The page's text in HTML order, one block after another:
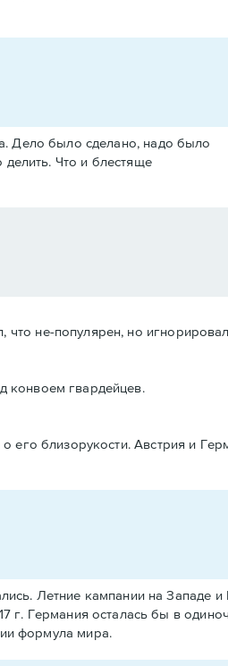
Дело было сделано, надо было
Что и блестяще
не-популярен, но
конвоем гвардейцев.
его близорукости. Австрия и
Летние кампании на Западе и
г. Германия осталась бы в
формула мира.